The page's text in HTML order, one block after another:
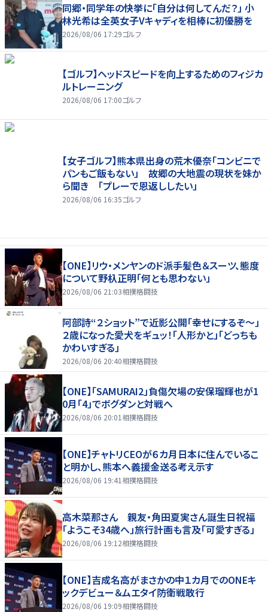
同郷・同学年の快挙に「自分は何してんだ？」 小
林光希は全英女子Vキャディを相棒に初優勝を
2026/08/06 17:29ゴルフ
【ゴルフ】ヘッドスピードを向上するためのフィジカ
ルトレーニング
2026/08/06 17:00ゴルフ
【女子ゴルフ】熊本県出身の荒木優奈「コンビニで
パンもご飯もない」 故郷の大地震の現状を妹か
ら聞き 「プレーで恩返ししたい」
2026/08/06 16:35ゴルフ
【ONE】リウ・メンヤンのド派手髪色＆スーツ、態度
について野杁正明「何とも思わない」
2026/08/06 21:03相撲格闘技
阿部詩“２ショット”で近影公開「幸せにするぞ〜」
２歳になった愛犬をギュッ！「人形かと」「どっちも
かわいすぎる」
2026/08/06 20:40相撲格闘技
【ONE】「SAMURAI2」負傷欠場の安保瑠輝也が1
0月「4」でボグダンと対戦へ
2026/08/06 20:01 相撲格闘技
【ONE】チャトリCEOが６カ月日本に住んでいるこ
と明かし、熊本へ義援金送る考え示す
2026/08/06 19:41 相撲格闘技
高木菜那さん 親友・角田夏実さん誕生日祝福
「ようこそ34歳へ」旅行計画も言及「可愛すぎる」
2026/08/06 19:12相撲格闘技
【ONE】吉成名高がまさかの中１カ月でのONEキ
ックデビュー＆ムエタイ防衛戦敢行
2026/08/06 19:09相撲格闘技